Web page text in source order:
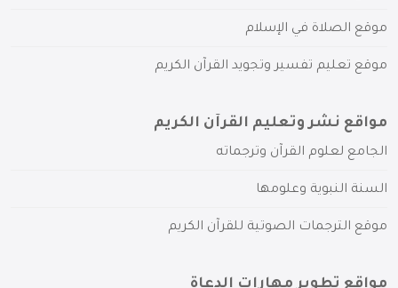
موقع الصلاة في الإسلام
موقع تعليم تفسير وتجويد القرآن الكريم
مواقع نشر وتعليم القرآن الكريم
الجامع لعلوم القرآن وترجماته
السنة النبوية وعلومها
موقع الترجمات الصوتية للقرآن الكريم
مواقع تطوير مهارات الدعاة